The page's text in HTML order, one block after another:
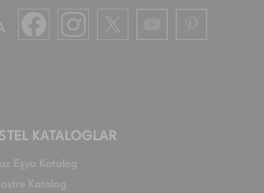
KATALOGLAR
Eşya Katalog
Katalog